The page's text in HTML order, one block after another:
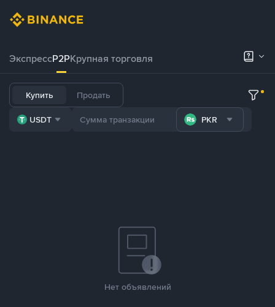
ЭкспрессP2PКрупная торговля
Купить Продать
USDT PKR
Нет объявлений